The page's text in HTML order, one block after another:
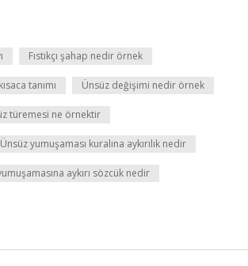
Fıstıkçı şahap nedir örnek
tanımı Ünsüz değişimi nedir örnek
türemesi ne örnektir
Ünsüz yumuşaması kuralına aykırılık nedir
aykırı sözcük nedir